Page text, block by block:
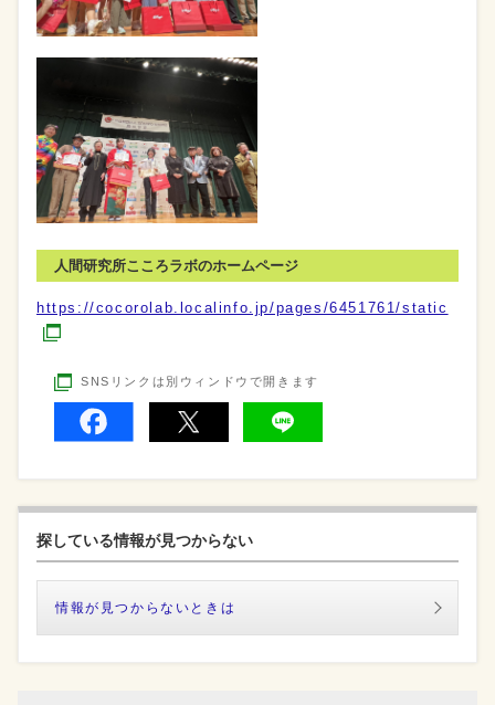
人間研究所こころラボのホームページ
https://cocorolab.localinfo.jp/pages/6451761/static
SNSリンクは別ウィンドウで開きます
探している情報が見つからない
情報が見つからないときは